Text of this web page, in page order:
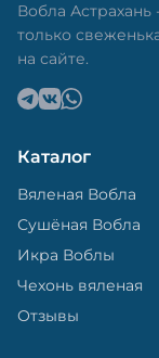
Вобла
только
на сайте.
Каталог
Вяленая Вобла
Сушёная Вобла
Икра Воблы
Чехонь вяленая
Отзывы